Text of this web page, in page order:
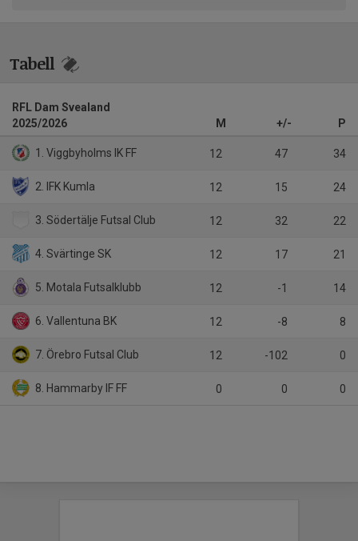
Tabell
RFL Dam Svealand
2025/2026
M +/- P
1. Viggbyholms IK FF 12 47 34
2. IFK Kumla 12 15 24
3. Södertälje Futsal Club 12 32 22
4. Svärtinge SK 12 17 21
5. Motala Futsalklubb 12 -1 14
6. Vallentuna BK 12 -8 8
7. Örebro Futsal Club 12 -102 0
8. Hammarby IF FF 0 0 0